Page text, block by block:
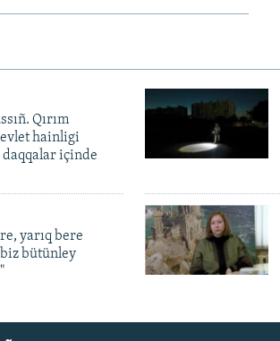
Qırım
hainligi
daqqalar içinde
yarıq bere
bütünley